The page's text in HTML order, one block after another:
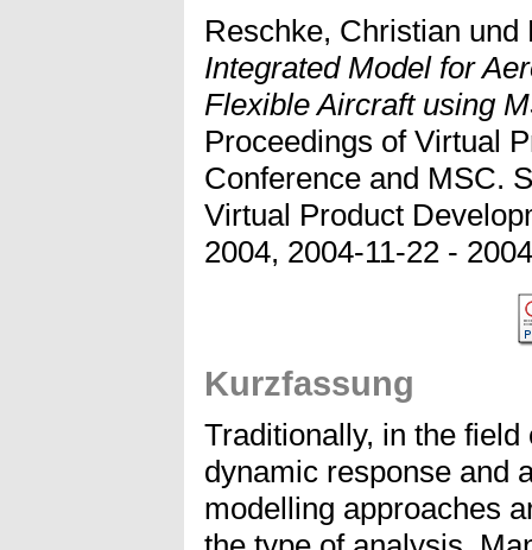
Reschke, Christian und
Integrated Model for
Flexible Aircraft using
Proceedings of Virtual
Conference and MSC.
Virtual Product
2004, 2004-11-22 -
Kurzfassung
Traditionally, in the
dynamic response and
modelling approaches